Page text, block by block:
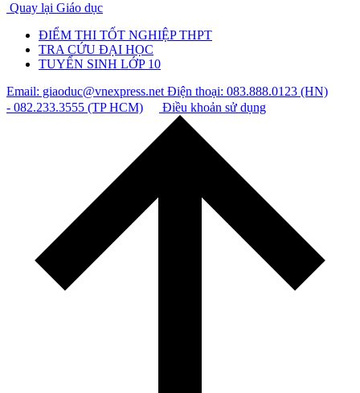
Quay lại Giáo dục
ĐIỂM THI TỐT NGHIỆP THPT
TRA CỨU ĐẠI HỌC
TUYỂN SINH LỚP 10
Email: giaoduc@vnexpress.netĐiện thoại: 083.888.0123 (HN)
- 082.233.3555 (TP HCM)
Điều khoản sử dụng